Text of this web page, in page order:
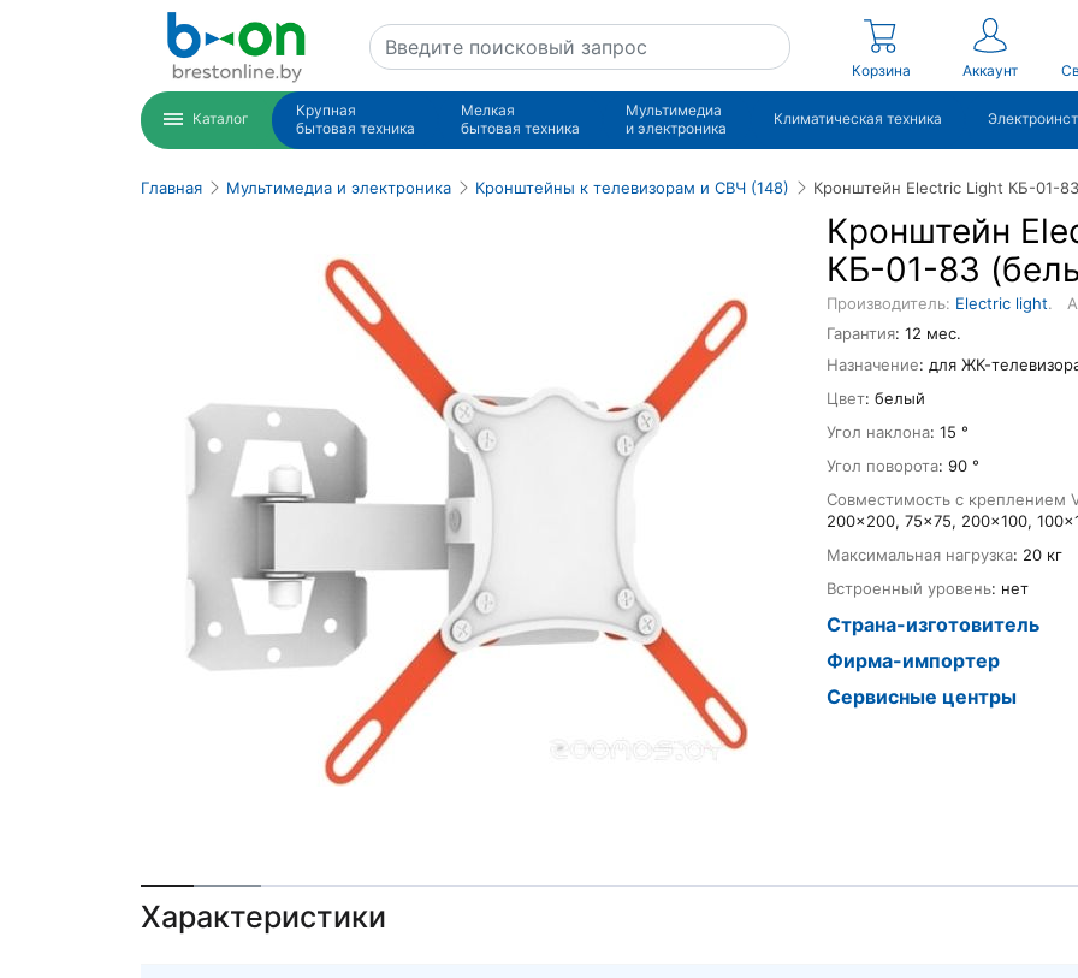
Корзина Аккаунт
Каталог
Крупная
бытовая техника
Мелкая
бытовая техника
Мультимедиа
и электроника
Климатическая техника
Главная Мультимедиа и электроника Кронштейны к телевизорам и СВЧ (148) Кронштейн Electric Light КБ-01-
Кронштейн
КБ-01-83
Производитель: Electric light.
Гарантия: 12 мес.
Назначение: для ЖК-
Цвет: белый
Угол наклона: 15 °
Угол поворота: 90 °
Совместимость с креплением
200x200, 75x75, 200x100,
Максимальная нагрузка: 20 кг
Встроенный уровень: нет
Страна-изготовитель
Фирма-импортер
Сервисные центры
Характеристики